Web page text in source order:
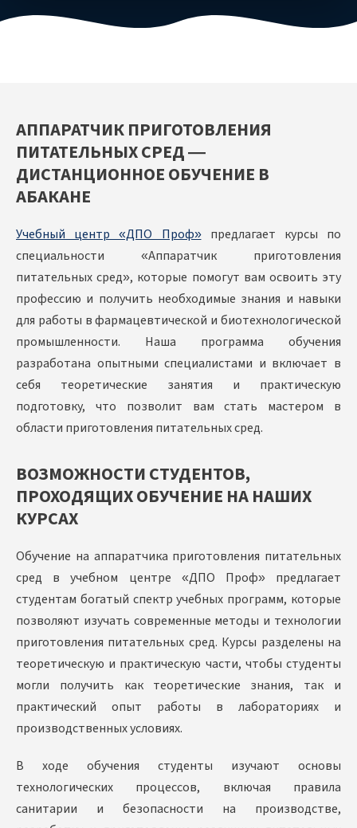
АППАРАТЧИК ПРИГОТОВЛЕНИЯ
ПИТАТЕЛЬНЫХ СРЕД —
ДИСТАНЦИОННОЕ ОБУЧЕНИЕ В
АБАКАНЕ
Учебный центр «ДПО Проф»предлагает курсы по
специальности «Аппаратчик приготовления
питательных сред», которые помогут вам освоить эту
профессию и получить необходимые знания и навыки
для работы в фармацевтической и биотехнологической
промышленности. Наша программа обучения
разработана опытными специалистами и включает в
себя теоретические занятия и практическую
подготовку, что позволит вам стать мастером в
области приготовления питательных сред.
ВОЗМОЖНОСТИ СТУДЕНТОВ,
ПРОХОДЯЩИХ ОБУЧЕНИЕ НА НАШИХ
КУРСАХ
Обучение на аппаратчика приготовления питательных
сред в учебном центре «ДПО Проф» предлагает
студентам богатый спектр учебных программ, которые
позволяют изучать современные методы и технологии
приготовления питательных сред. Курсы разделены на
теоретическую и практическую части, чтобы студенты
могли получить как теоретические знания, так и
практический опыт работы в лабораториях и
производственных условиях.
В ходе обучения студенты изучают основы
технологических процессов, включая правила
санитарии и безопасности на производстве,